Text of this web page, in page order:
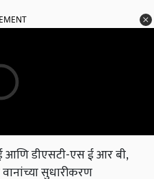
आणि डीएसटी-एस ई आर बी,
वानांच्या सुधारीकरण